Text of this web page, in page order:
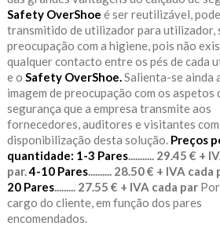
Safety OverShoe é ser reutilizável,
transmitido de utilizador para utilizador,
preocupação com a higiene, pois não
qualquer contacto entre os pés de cada
e o Safety OverShoe. Salienta-se ainda
imagem de preocupação com os aspetos
segurança que a empresa transmite aos
fornecedores, auditores e visitantes com
disponibilização desta solução. Preços
quantidade: 1-3 Pares........... 29.45 € +
par. 4-10 Pares.......... 28.50 € + IVA cada
20 Pares......... 27.55 € + IVA cada par
cargo do cliente, em função dos pares
encomendados.